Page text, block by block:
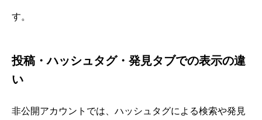
す。
投稿・ハッシュタグ・発見タブでの表示の違
い
非公開アカウントでは、ハッシュタグによる検索や発見